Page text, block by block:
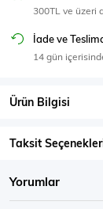
300TL ve üzeri
İade ve
14 gün
Ürün Bilgisi
Taksit
Yorumlar